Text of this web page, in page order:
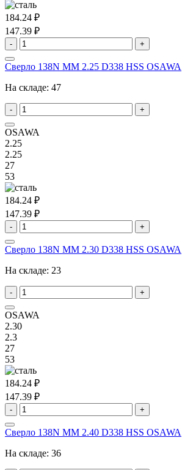
184.24 ₽
147.39 ₽
- +
Сверло 138N MM 2.25 D338 HSS OSAWA
На складе: 47
- +
OSAWA
2.25
2.25
27
53
184.24 ₽
147.39 ₽
- +
Сверло 138N MM 2.30 D338 HSS OSAWA
На складе: 23
- +
OSAWA
2.30
2.3
27
53
184.24 ₽
147.39 ₽
- +
Сверло 138N MM 2.40 D338 HSS OSAWA
На складе: 36